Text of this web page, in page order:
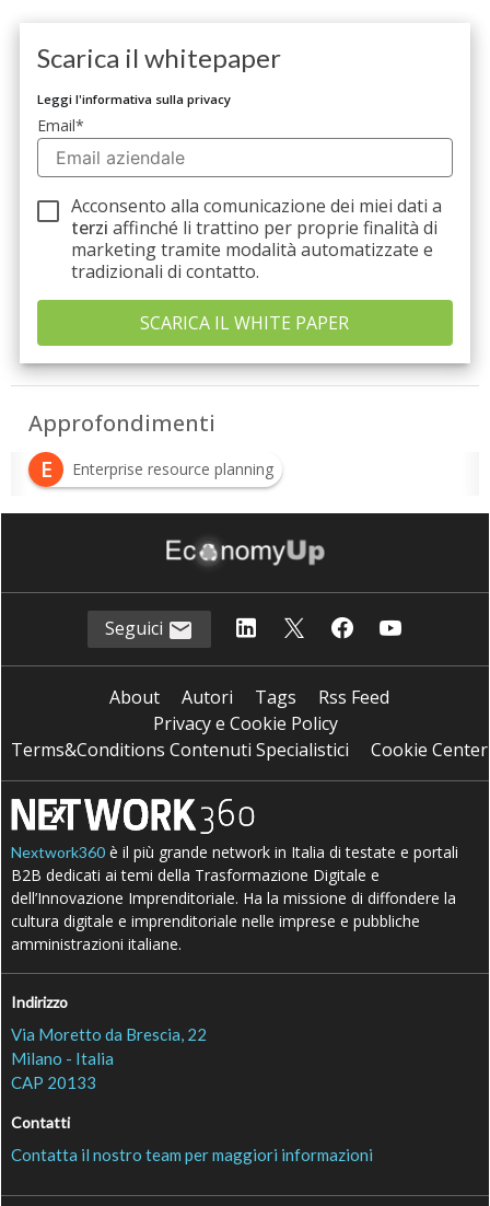
Scarica il whitepaper
Leggi l'informativa sulla privacy
Email*
Acconsento alla comunicazione dei miei dati a
terzi affinché li trattino per proprie finalità di
marketing tramite modalità automatizzate e
tradizionali di contatto.
Approfondimenti
E
Enterprise resource planning
Seguici
About Autori Tags
Rss Feed
Privacy e Cookie Policy
Terms&Conditions Contenuti Specialistici
Cookie Center
Nextwork360 è il più grande network in Italia di testate e portali
B2B dedicati ai temi della Trasformazione Digitale e
dell’Innovazione Imprenditoriale. Ha la missione di diffondere la
cultura digitale e imprenditoriale nelle imprese e pubbliche
amministrazioni italiane.
Indirizzo
Via Moretto da Brescia, 22
Milano - Italia
CAP 20133
Contatti
Contatta il nostro team per maggiori informazioni